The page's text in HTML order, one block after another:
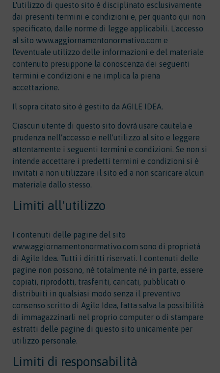
L'utilizzo di questo sito è disciplinato esclusivamente
dai presenti termini e condizioni e, per quanto qui non
specificato, dalle norme di legge applicabili. L'accesso
al sito www.aggiornamentonormativo.com e
l'eventuale utilizzo delle informazioni e del materiale
contenuto presuppone la conoscenza dei seguenti
termini e condizioni e ne implica la piena
accettazione.
Il sopra citato sito é gestito da AGILE IDEA.
Ciascun utente di questo sito dovrà usare cautela e
prudenza nell'accesso e nell'utilizzo al sito e leggere
attentamente i seguenti termini e condizioni. Se non si
intende accettare i predetti termini e condizioni si è
invitati a non utilizzare il sito ed a non scaricare alcun
materiale dallo stesso.
Limiti all'utilizzo
I contenuti delle pagine del sito
www.aggiornamentonormativo.com sono di proprietà
di Agile Idea. Tutti i diritti riservati. I contenuti delle
pagine non possono, né totalmente né in parte, essere
copiati, riprodotti, trasferiti, caricati, pubblicati o
distribuiti in qualsiasi modo senza il preventivo
consenso scritto di Agile Idea, fatta salva la possibilità
di immagazzinarli nel proprio computer o di stampare
estratti delle pagine di questo sito unicamente per
utilizzo personale.
Limiti di responsabilità